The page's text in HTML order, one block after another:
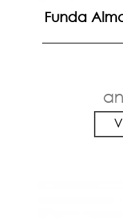
Funda